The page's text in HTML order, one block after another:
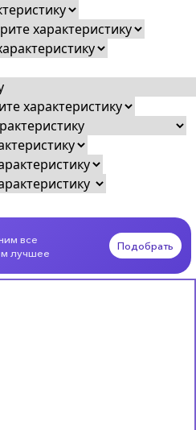
все
лучшее
Подобрать